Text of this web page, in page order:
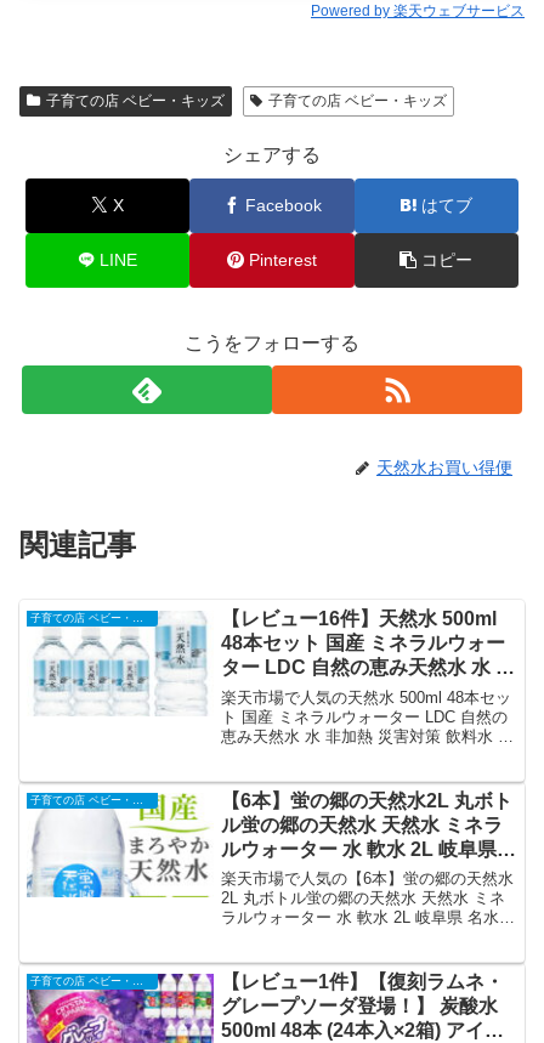
Powered by 楽天ウェブサービス
子育ての店 ベビー・キッズ 子育ての店 ベビー・キッズ
シェアする
X Facebook はてブ
LINE Pinterest コピー
こうをフォローする
天然水お買い得便
関連記事
子育ての店 ベビー・キッズ
【レビュー16件】天然水 500ml
48本セット 国産 ミネラルウォー
ター LDC 自然の恵み天然水 水 非
加熱 災害対策 飲料水 備蓄 500ml
ペットボトル ライフドリンクカ
ンパニー【代引不可】｜価格・送
楽天市場で人気の天然水 500ml 48本セッ
ト 国産 ミネラルウォーター LDC 自然の
恵み天然水 水 非加熱 災害対策 飲料水 備
ての店 ベビー・キッズから2,210円で販
売中（送料込み・ポイント1倍）。実ユー
ザーレビュー16件・平均評価4.63の商品
情報・購入方法まとめ。
【6本】蛍の郷の天然水2L 丸ボト
ル蛍の郷の天然水 天然水 ミネラ
ルウォーター 水 軟水 2L 岐阜県
名水百選 長良川 【代引不可】｜
価格・送料・ポイント還元まとめ
楽天市場で人気の【6本】蛍の郷の天然水
2L 丸ボトル蛍の郷の天然水 天然水 ミネ
ラルウォーター 水 軟水 2L 岐阜県 名水百
売中（送料込み・ポイント1倍）。実ユー
ザーレビュー0件・平均評価0の商品情
報・購入方法まとめ。
子育ての店 ベビー・キッズ
【レビュー1件】【復刻ラムネ・
グレープソーダ登場！】 炭酸水
500ml 48本 (24本入×2箱) アイリ